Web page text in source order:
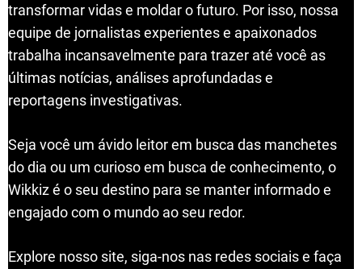
transformar vidas e moldar o futuro. Por isso, nossa
equipe de jornalistas experientes e apaixonados
trabalha incansavelmente para trazer até você as
últimas notícias, análises aprofundadas e
reportagens investigativas.
Seja você um ávido leitor em busca das manchetes
do dia ou um curioso em busca de conhecimento, o
Wikkiz é o seu destino para se manter informado e
engajado com o mundo ao seu redor.
Explore nosso site, siga-nos nas redes sociais e faça